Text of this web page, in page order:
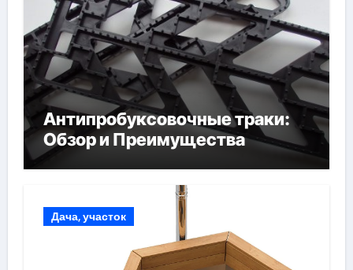
Антипробуксовочные траки:
Обзор и Преимущества
Дача, участок